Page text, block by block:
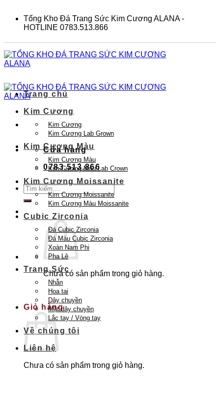
content
Tổng Kho Đá Trang Sức Kim Cương ALANA -
HOTLINE 0783.513.866
Cửa hàng
0783.513.866
Tìm
kiếm:
Chưa có sản phẩm trong giỏ hàng.
Quay trở lại cửa hàng
Giỏ hàng
Chưa có sản phẩm trong giỏ hàng.
Trang chủ
Kim Cương
Kim Cương
Kim Cương Lab Grown
Kim Cương Màu
Kim Cương Màu
Kim Cương Màu Lab Crown
Kim Cương Moissanite
Kim Cương Moissanite
Kim Cương Màu Moissanite
Cubic Zirconia
Đá Cubic Zirconia
Đá Màu Cubic Zirconia
Xoàn Nam Phi
Pha Lê
Trang Sức
Nhẫn
Hoa tai
Dây chuyền
Mặt dây chuyền
Lắc tay / Vòng tay
Về chúng tôi
Liên hệ